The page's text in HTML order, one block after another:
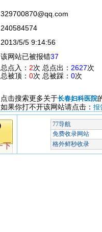
329700870@qq.com
240584574
2013/5/5 9:14:56
该网站已被报错37
总点入： 2次 总点出： 2627次
总被顶： 0次 总被踩： 0次
点击搜索更多关于长春妇科医院
如果你打不开该网站请点击： 报